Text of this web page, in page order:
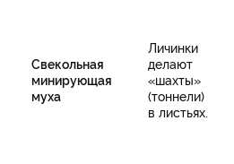
Свекольная
минирующая
муха
Личинки
делают
«шахты»
(тоннели)
в листьях.